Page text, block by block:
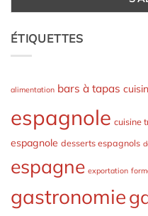
ÉTIQUETTES
alimentation bars à tapas
espagnole cuisine
espagnole desserts espagnols
espagne exportation
gastronomie